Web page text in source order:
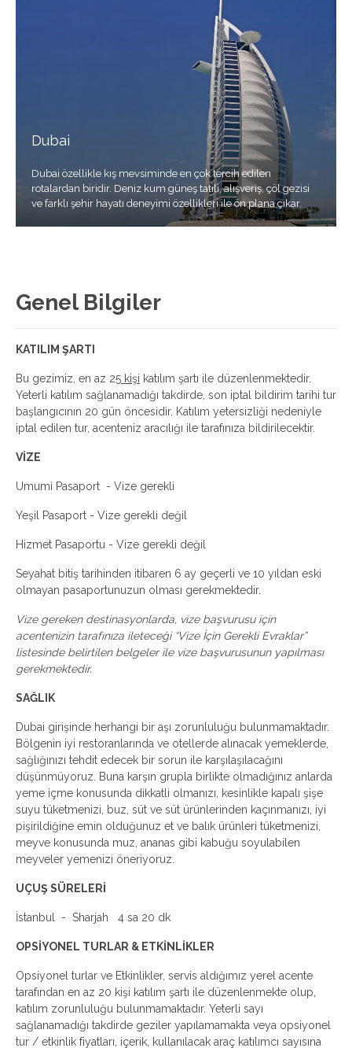
Dubai
Dubai özellikle kış mevsiminde en çok tercih edilen
rotalardan biridir. Deniz kum güneş tatili, alışveriş, çöl gezisi
ve farklı şehir hayatı deneyimi özellikleri ile ön plana çıkar.
Genel Bilgiler
KATILIM ŞARTI
Bu gezimiz, en az 25 kişi katılım şartı ile düzenlenmektedir.
Yeterli katılım sağlanamadığı takdirde, son iptal bildirim tarihi tur
başlangıcının 20 gün öncesidir. Katılım yetersizliği nedeniyle
iptal edilen tur, acenteniz aracılığı ile tarafınıza bildirilecektir.
VİZE
Umumi Pasaport - Vize gerekli
Yeşil Pasaport - Vize gerekli değil
Hizmet Pasaportu - Vize gerekli değil
Seyahat bitiş tarihinden itibaren 6 ay geçerli ve 10 yıldan eski
olmayan pasaportunuzun olması gerekmektedir.
Vize gereken destinasyonlarda, vize başvurusu için
acentenizin tarafınıza ileteceği “Vize İçin Gerekli Evraklar”
listesinde belirtilen belgeler ile vize başvurusunun yapılması
gerekmektedir.
SAĞLIK
Dubai girişinde herhangi bir aşı zorunluluğu bulunmamaktadır.
Bölgenin iyi restoranlarında ve otellerde alınacak yemeklerde,
sağlığınızı tehdit edecek bir sorun ile karşılaşılacağını
düşünmüyoruz. Buna karşın grupla birlikte olmadığınız anlarda
yeme içme konusunda dikkatli olmanızı, kesinlikle kapalı şişe
suyu tüketmenizi, buz, süt ve süt ürünlerinden kaçınmanızı, iyi
pişirildiğine emin olduğunuz et ve balık ürünleri tüketmenizi,
meyve konusunda muz, ananas gibi kabuğu soyulabilen
meyveler yemenizi öneriyoruz.
UÇUŞ SÜRELERİ
İstanbul - Sharjah 4 sa 20 dk
OPSİYONEL TURLAR & ETKİNLİKLER
Opsiyonel turlar ve Etkinlikler, servis aldığımız yerel acente
tarafından en az 20 kişi katılım şartı ile düzenlenmekte olup,
katılım zorunluluğu bulunmamaktadır. Yeterli sayı
sağlanamadığı takdirde geziler yapılamamakta veya opsiyonel
tur / etkinlik fiyatları, içerik, kullanılacak araç katılımcı sayısına